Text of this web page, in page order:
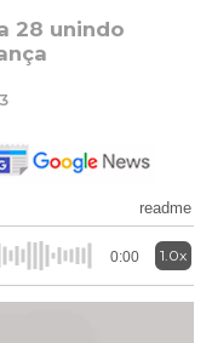
28 unindo
readme
0:00 1.0x